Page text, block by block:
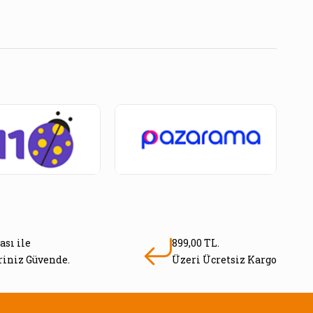
ile
Güvende.
899,00 TL.
Üzeri Ücretsiz Kargo